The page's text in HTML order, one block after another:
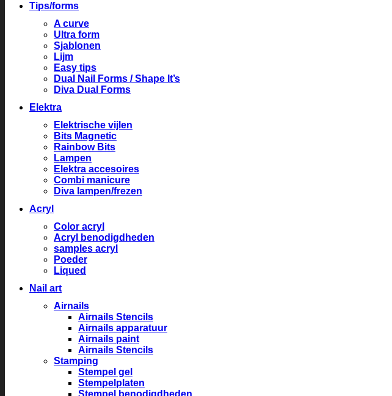
Tips/forms
A curve
Ultra form
Sjablonen
Lijm
Easy tips
Dual Nail Forms / Shape It’s
Diva Dual Forms
Elektra
Elektrische vijlen
Bits Magnetic
Rainbow Bits
Lampen
Elektra accesoires
Combi manicure
Diva lampen/frezen
Acryl
Color acryl
Acryl benodigdheden
samples acryl
Poeder
Liqued
Nail art
Airnails
Airnails Stencils
Airnails apparatuur
Airnails paint
Airnails Stencils
Stamping
Stempel gel
Stempelplaten
Stempel benodigdheden